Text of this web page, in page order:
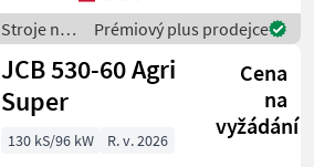
seitlich, Steckdose Front 4-
polig, Steckdose Heck 7-
polig, Druckl
Stroje na
stavbu /
Claas
Prémiový plus prodejce
JCB 530-60 Agri
Super
Cena
na
vyžádání
130 kS/96 kW
R. v. 2026